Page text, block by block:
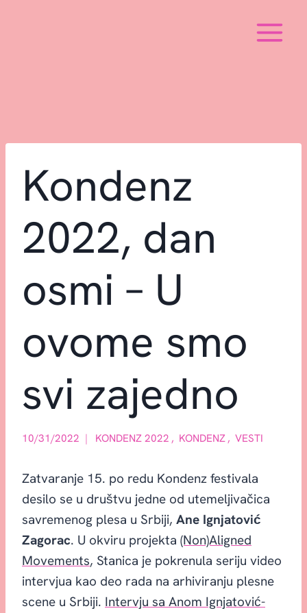
Kondenz
2022, dan
osmi – U
ovome smo
svi zajedno
10/31/2022 KONDENZ 2022 , KONDENZ , VESTI
Zatvaranje 15. po redu Kondenz festivala
desilo se u društvu jedne od utemeljivačica
savremenog plesa u Srbiji, Ane Ignjatović
Zagorac. U okviru projekta (Non)Aligned
Movements, Stanica je pokrenula seriju video
intervjua kao deo rada na arhiviranju plesne
scene u Srbiji. Intervju sa Anom Ignjatović-